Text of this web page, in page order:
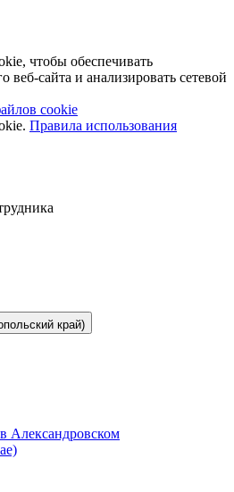
чтобы обеспечивать
веб-сайта и анализировать сетевой
cookie
Правила использования
край)
Александровском